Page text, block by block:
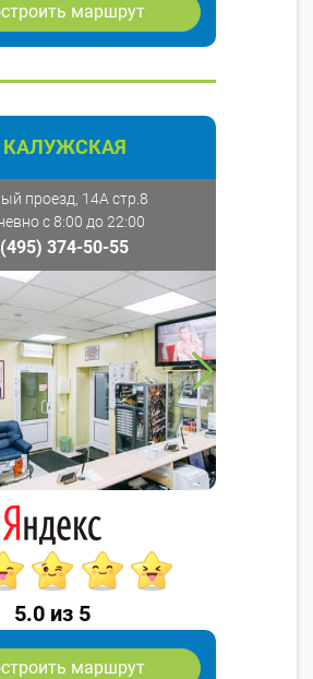
маршрут
КАЛУЖСКАЯ
проезд, 14А стр.8
с 8:00 до 22:00
374-50-55
5.0 из 5
маршрут